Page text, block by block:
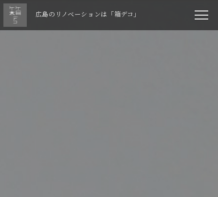
広島のリノベーションは「箱デコ」